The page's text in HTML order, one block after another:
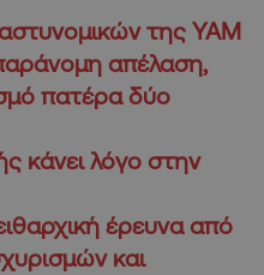
της ΥΑΜ
απέλαση,
πατέρα δύο
κάνει λόγο στην
έρευνα από
και